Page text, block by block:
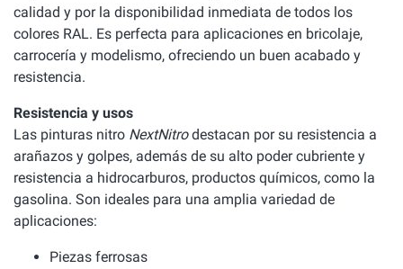
calidad y por la disponibilidad inmediata de todos los
colores RAL. Es perfecta para aplicaciones en bricolaje,
carrocería y modelismo, ofreciendo un buen acabado y
resistencia.
Resistencia y usos
Las pinturas nitro NextNitrodestacan por su resistencia a
arañazos y golpes, además de su alto poder cubriente y
resistencia a hidrocarburos, productos químicos, como la
gasolina. Son ideales para una amplia variedad de
aplicaciones:
Piezas ferrosas